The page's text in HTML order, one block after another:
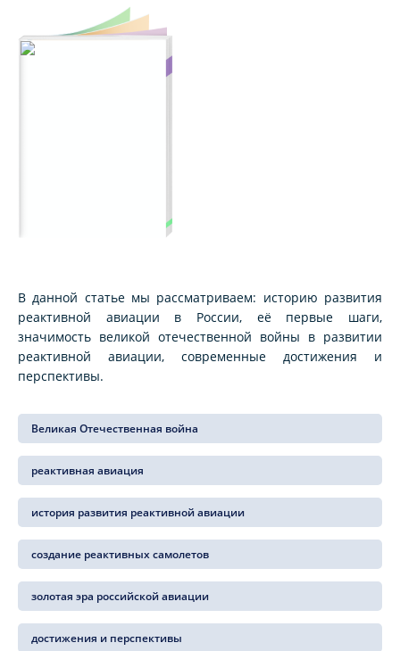
В данной статье мы рассматриваем: историю развития
реактивной авиации в России, её первые шаги,
значимость великой отечественной войны в развитии
реактивной авиации, современные достижения и
перспективы.
Великая Отечественная война
реактивная авиация
история развития реактивной авиации
создание реактивных самолетов
золотая эра российской авиации
достижения и перспективы